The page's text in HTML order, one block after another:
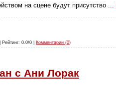
на сцене будут присутство ...
Рейтинг: 0.0/0 | Комментарии (0)
с Ани Лорак